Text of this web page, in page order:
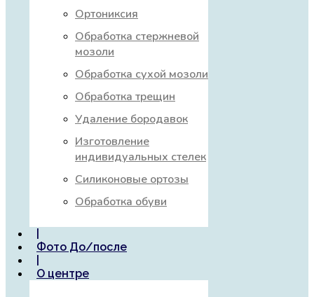
Ортониксия
Обработка стержневой
мозоли
Обработка сухой мозоли
Обработка трещин
Удаление бородавок
Изготовление
индивидуальных стелек
Силиконовые ортозы
Обработка обуви
Фото До/после
О центре